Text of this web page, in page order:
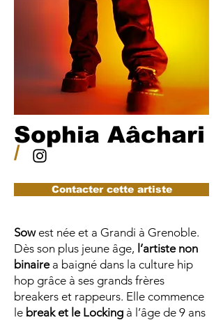
Sophia Aâchari
/
Contacter cette artiste
Sow est née et a Grandi à Grenoble.
Dès son plus jeune âge, l’artiste non
binairea baigné dans la culture hip
hop grâce à ses grands frères
breakers et rappeurs. Elle commence
le break et le Locking à l’âge de 9 ans